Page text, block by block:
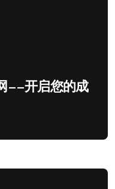
——开启您的成